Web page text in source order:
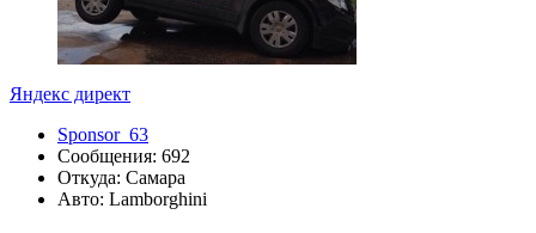
Яндекс директ
Sponsor_63
Сообщения: 692
Откуда: Самара
Авто: Lamborghini